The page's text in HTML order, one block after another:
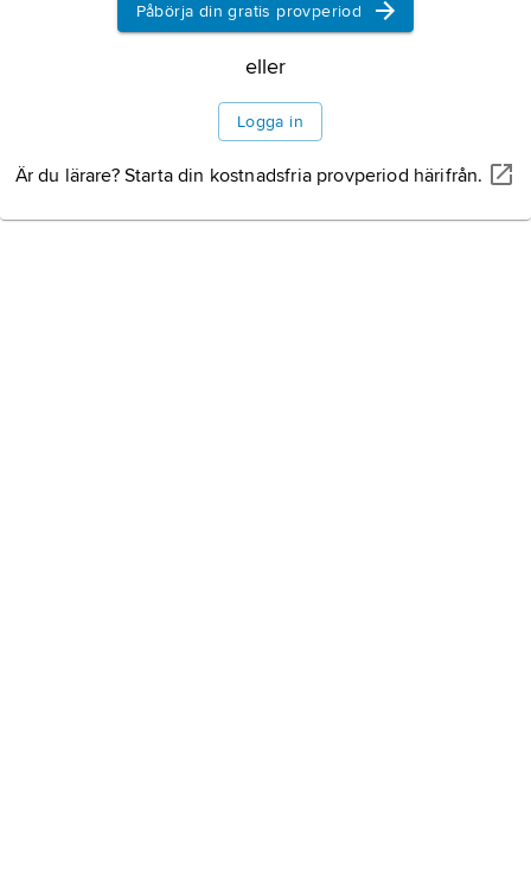
Påbörja din gratis provperiod
eller
Logga in
Är du lärare? Starta din kostnadsfria provperiod härifrån.